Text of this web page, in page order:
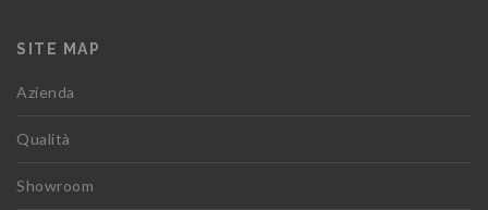
SITE MAP
Azienda
Qualità
Showroom